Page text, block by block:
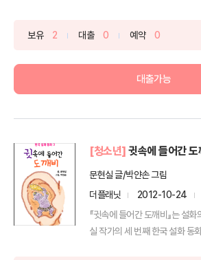
보유 2 대출 0 예약 0
대출가능
[청소년] 귓속에 들어간 도
문현실 글/박얀손 그림
더플래닛
2012-10-24
『귓속에 들어간 도깨비』는 설
실 작가의 세 번째 한국 설화 동